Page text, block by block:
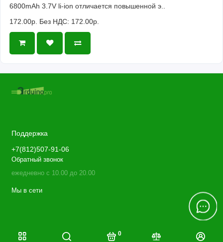
0
6800mAh 3.7V li-ion отличается повышенной э..
172.00р. Без НДС: 172.00р.
Поддержка
+7(812)507-91-06
Обратный звонок
ежедневно с 10.00 до 20.00
Мы в сети